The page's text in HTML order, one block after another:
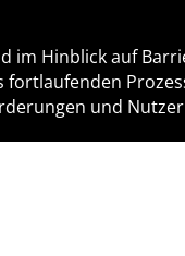
im Hinblick auf
fortlaufenden
und